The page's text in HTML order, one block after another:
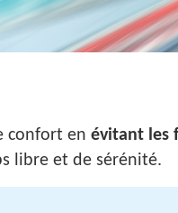
confort en évitant les
libre et de sérénité.